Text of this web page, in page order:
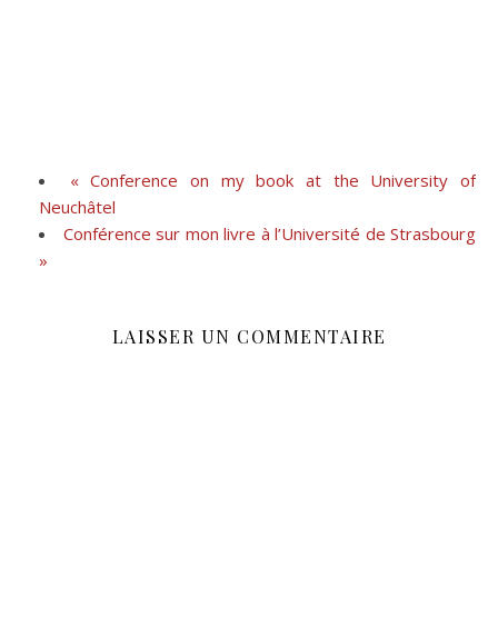
«Conference on my book at the University of
Neuchâtel
Conférence sur mon livre à l’Université de Strasbourg
»
LAISSER UN COMMENTAIRE